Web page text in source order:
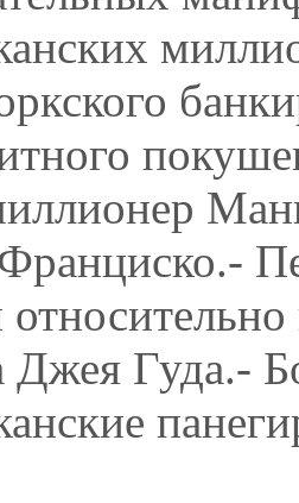
Джея Гуда.-